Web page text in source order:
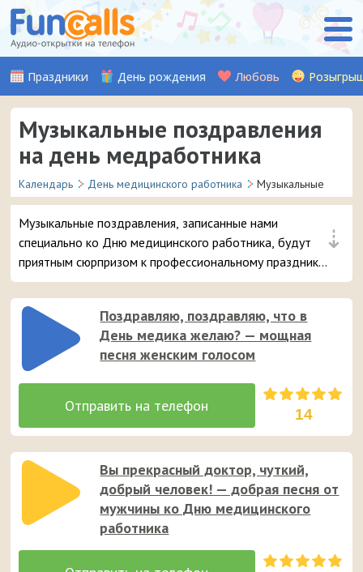
Праздники День рождения Любовь
Музыкальные поздравления
на день медработника
Календарь День медицинского работника Музыкальные
⇣
Музыкальные поздравления, записанные нами
специально ко Дню медицинского работника, будут
приятным сюрпризом к профессиональному празднику
дорогого вам человека. Просто выбирайте
понравившуюся открытку в виде песни и отправляйте
её прямо на смартфон.Поздравляю, поздравляю, что в
День медика желаю? — мощная
песня женским голосом
14
Вы прекрасный доктор, чуткий,
добрый человек! — добрая песня от
мужчины ко Дню медицинского
работника